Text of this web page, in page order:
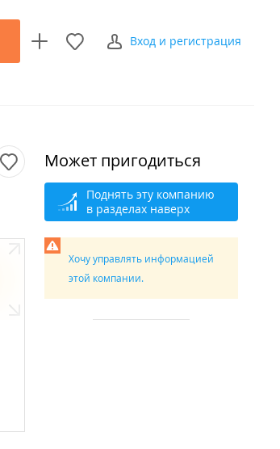
Вход и регистрация
Может пригодиться
Поднять эту компанию
в разделах наверх
Хочу управлять информацией
этой компании.